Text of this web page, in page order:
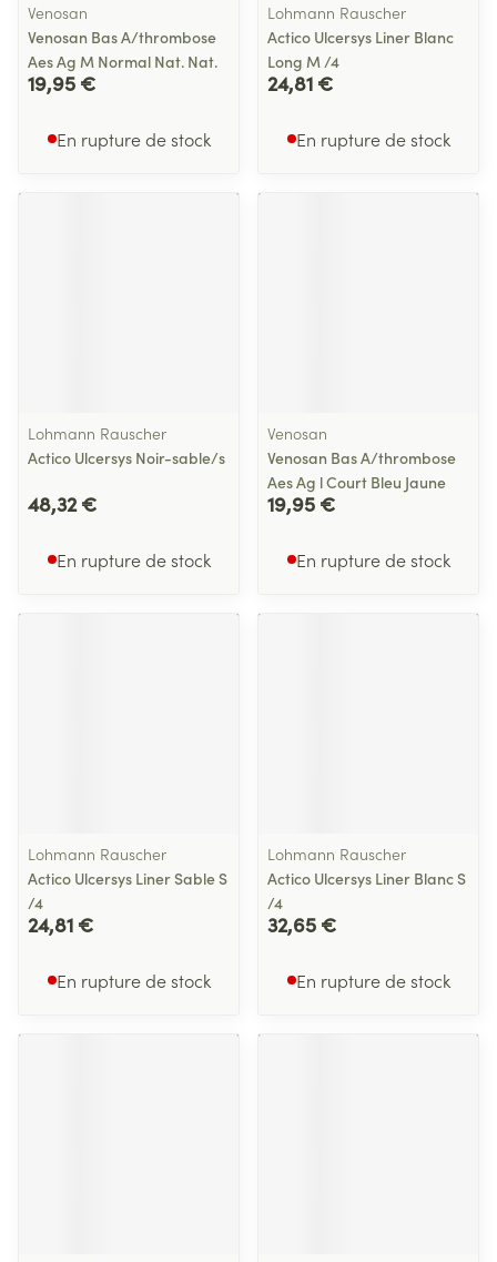
Venosan
Venosan Bas A/thrombose
Aes Ag M Normal Nat. Nat.
19,95 €
En rupture de stock
Lohmann Rauscher
Actico Ulcersys Liner Blanc
Long M /4
24,81 €
En rupture de stock
Lohmann Rauscher
Actico Ulcersys Noir-sable/s
48,32 €
En rupture de stock
Venosan
Venosan Bas A/thrombose
Aes Ag l Court Bleu Jaune
19,95 €
En rupture de stock
Lohmann Rauscher
Actico Ulcersys Liner Sable S
/4
24,81 €
En rupture de stock
Lohmann Rauscher
Actico Ulcersys Liner Blanc S
/4
32,65 €
En rupture de stock